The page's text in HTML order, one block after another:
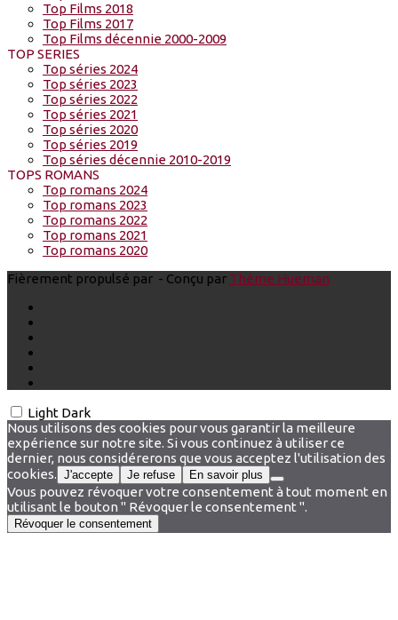
Top Films 2018
Top Films 2017
Top Films décennie 2000-2009
TOP SERIES
Top séries 2024
Top séries 2023
Top séries 2022
Top séries 2021
Top séries 2020
Top séries 2019
Top séries décennie 2010-2019
TOPS ROMANS
Top romans 2024
Top romans 2023
Top romans 2022
Top romans 2021
Top romans 2020
Fièrement propulsé par - Conçu par Thème Hueman
Light Dark
Nous utilisons des cookies pour vous garantir la meilleure
expérience sur notre site. Si vous continuez à utiliser ce
dernier, nous considérerons que vous acceptez l'utilisation des
cookies. J'accepte Je refuse En savoir plus
Vous pouvez révoquer votre consentement à tout moment en
utilisant le bouton " Révoquer le consentement ".
Révoquer le consentement